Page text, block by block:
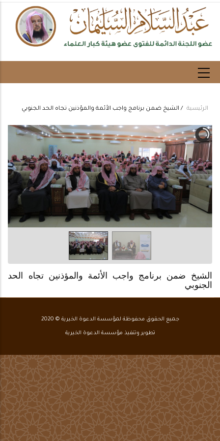
المحتوى
الرئيسي
Breadcrumb
الرئيسية / الشيخ ضمن برنامج واجب الأئمة والمؤذنين تجاه الحد الجنوبي
الشيخ ضمن برنامج واجب الأئمة والمؤذنين تجاه الحد
الجنوبي
جميع الحقوق محفوظة لمؤسسة الدعوة الخيرية © 2020
تطوير وتنفيذ مؤسسة الدعوة الخيرية